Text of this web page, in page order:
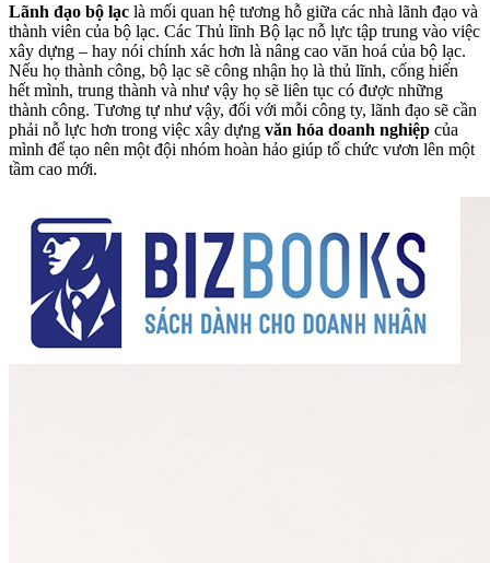
Lãnh đạo bộ lạc là mối quan hệ tương hỗ giữa các nhà lãnh đạo và
thành viên của bộ lạc. Các Thủ lĩnh Bộ lạc nỗ lực tập trung vào việc
xây dựng – hay nói chính xác hơn là nâng cao văn hoá của bộ lạc.
Nếu họ thành công, bộ lạc sẽ công nhận họ là thủ lĩnh, cống hiến
hết mình, trung thành và như vậy họ sẽ liên tục có được những
thành công. Tương tự như vậy, đối với mỗi công ty, lãnh đạo sẽ cần
phải nỗ lực hơn trong việc xây dựng văn hóa doanh nghiệp của
mình để tạo nên một đội nhóm hoàn hảo giúp tổ chức vươn lên một
tầm cao mới.